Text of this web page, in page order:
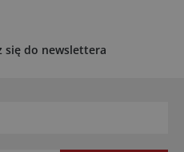
się do newslettera